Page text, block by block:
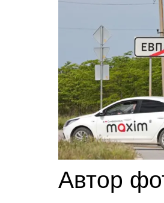
Автор